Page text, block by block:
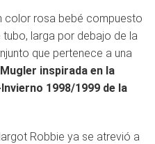
color rosa bebé compuesto
larga por debajo de la
que pertenece a una
inspirada en la
1998/1999 de la
Robbie ya se atrevió a